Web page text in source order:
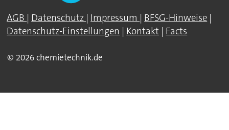
AGB | Datenschutz | Impressum | BFSG-Hinweise |
Datenschutz-Einstellungen | Kontakt | Facts
© 2026 chemietechnik.de